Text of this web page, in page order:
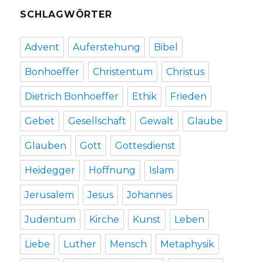
SCHLAGWÖRTER
Advent Auferstehung Bibel
Bonhoeffer Christentum Christus
Dietrich Bonhoeffer Ethik Frieden
Gebet Gesellschaft Gewalt Glaube
Glauben Gott Gottesdienst
Heidegger Hoffnung Islam
Jerusalem Jesus Johannes
Judentum Kirche Kunst Leben
Liebe Luther Mensch Metaphysik